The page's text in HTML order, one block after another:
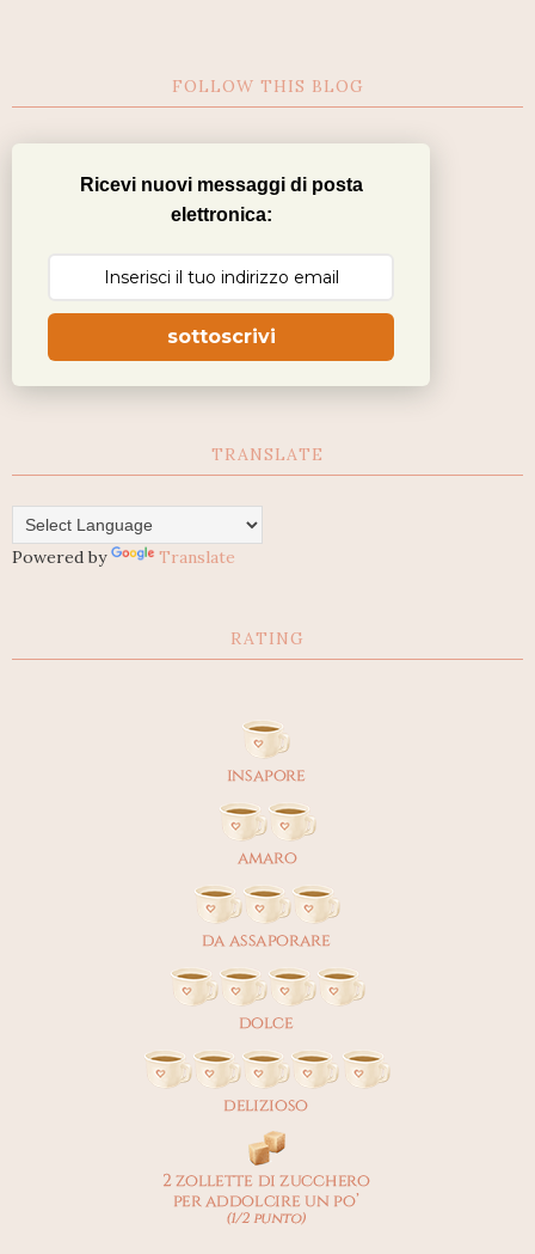
FOLLOW THIS BLOG
Ricevi nuovi messaggi di posta
elettronica:
sottoscrivi
TRANSLATE
Powered by Translate
RATING